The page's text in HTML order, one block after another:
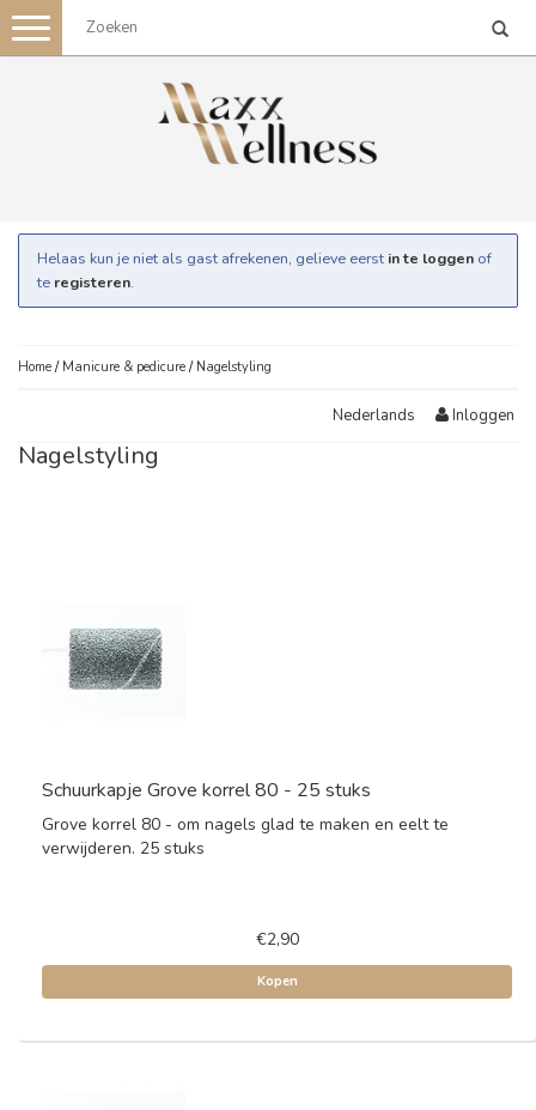
Toggle
navigation
Helaas kun je niet als gast afrekenen, gelieve eerst in te loggen of
te registeren.
Home / Manicure & pedicure / Nagelstyling
Nederlands Inloggen
Nagelstyling
Schuurkapje Grove korrel 80 - 25 stuks
Grove korrel 80 - om nagels glad te maken en eelt te
verwijderen. 25 stuks
€2,90
Kopen